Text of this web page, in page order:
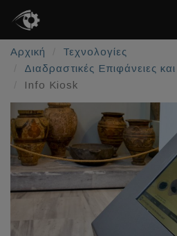
Αρχική
Τεχνολογίες
Διαδραστικές Επιφάνειες
Info Kiosk